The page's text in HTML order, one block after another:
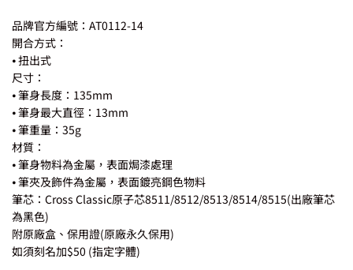
品牌官方編號：AT0112-14
開合方式：
⦁ 扭出式
尺寸：
⦁ 筆身長度：135mm
⦁ 筆身最大直徑：13mm
⦁ 筆重量：35g
材質：
⦁ 筆身物料為金屬，表面焗漆處理
⦁ 筆夾及飾件為金屬，表面鍍亮鋼色物料
筆芯：Cross Classic原子芯8511/8512/8513/8514/8515(出廠筆芯
為黑色)
附原廠盒、保用證(原廠永久保用)
如須刻名加$50 (指定字體)